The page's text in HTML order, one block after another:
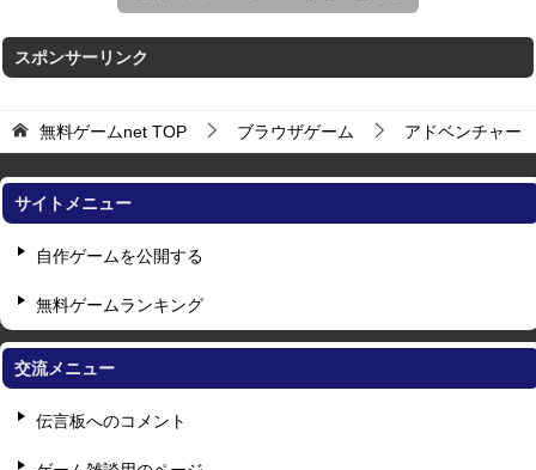
スポンサーリンク
無料ゲームnet TOP ブラウザゲーム アドベンチャー
サイトメニュー
自作ゲームを公開する
無料ゲームランキング
交流メニュー
伝言板へのコメント